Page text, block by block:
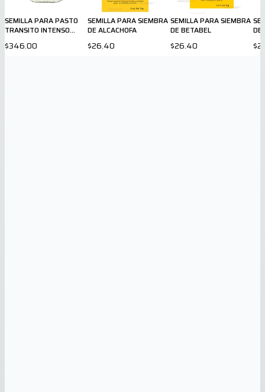
SEMILLA PARA PASTO
TRANSITO INTENSO
$346.00
SEMILLA PARA SIEMBRA
DE ALCACHOFA
$26.40
SEMILLA PARA SIEMBRA
DE BETABEL
$26.40
DE